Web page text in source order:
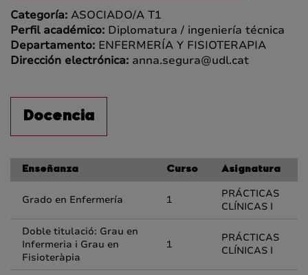
Categoría: ASOCIADO/A T1
Perfil académico: Diplomatura / ingeniería técnica
Departamento: ENFERMERÍA Y FISIOTERAPIA
Dirección electrónica: anna.segura@udl.cat
Docencia
Enseñanza Curso Asignatura
Grado en Enfermería 1
PRÁCTICAS
CLÍNICAS I
Doble titulació: Grau en
Infermeria i Grau en
Fisioteràpia
1
PRÁCTICAS
CLÍNICAS I